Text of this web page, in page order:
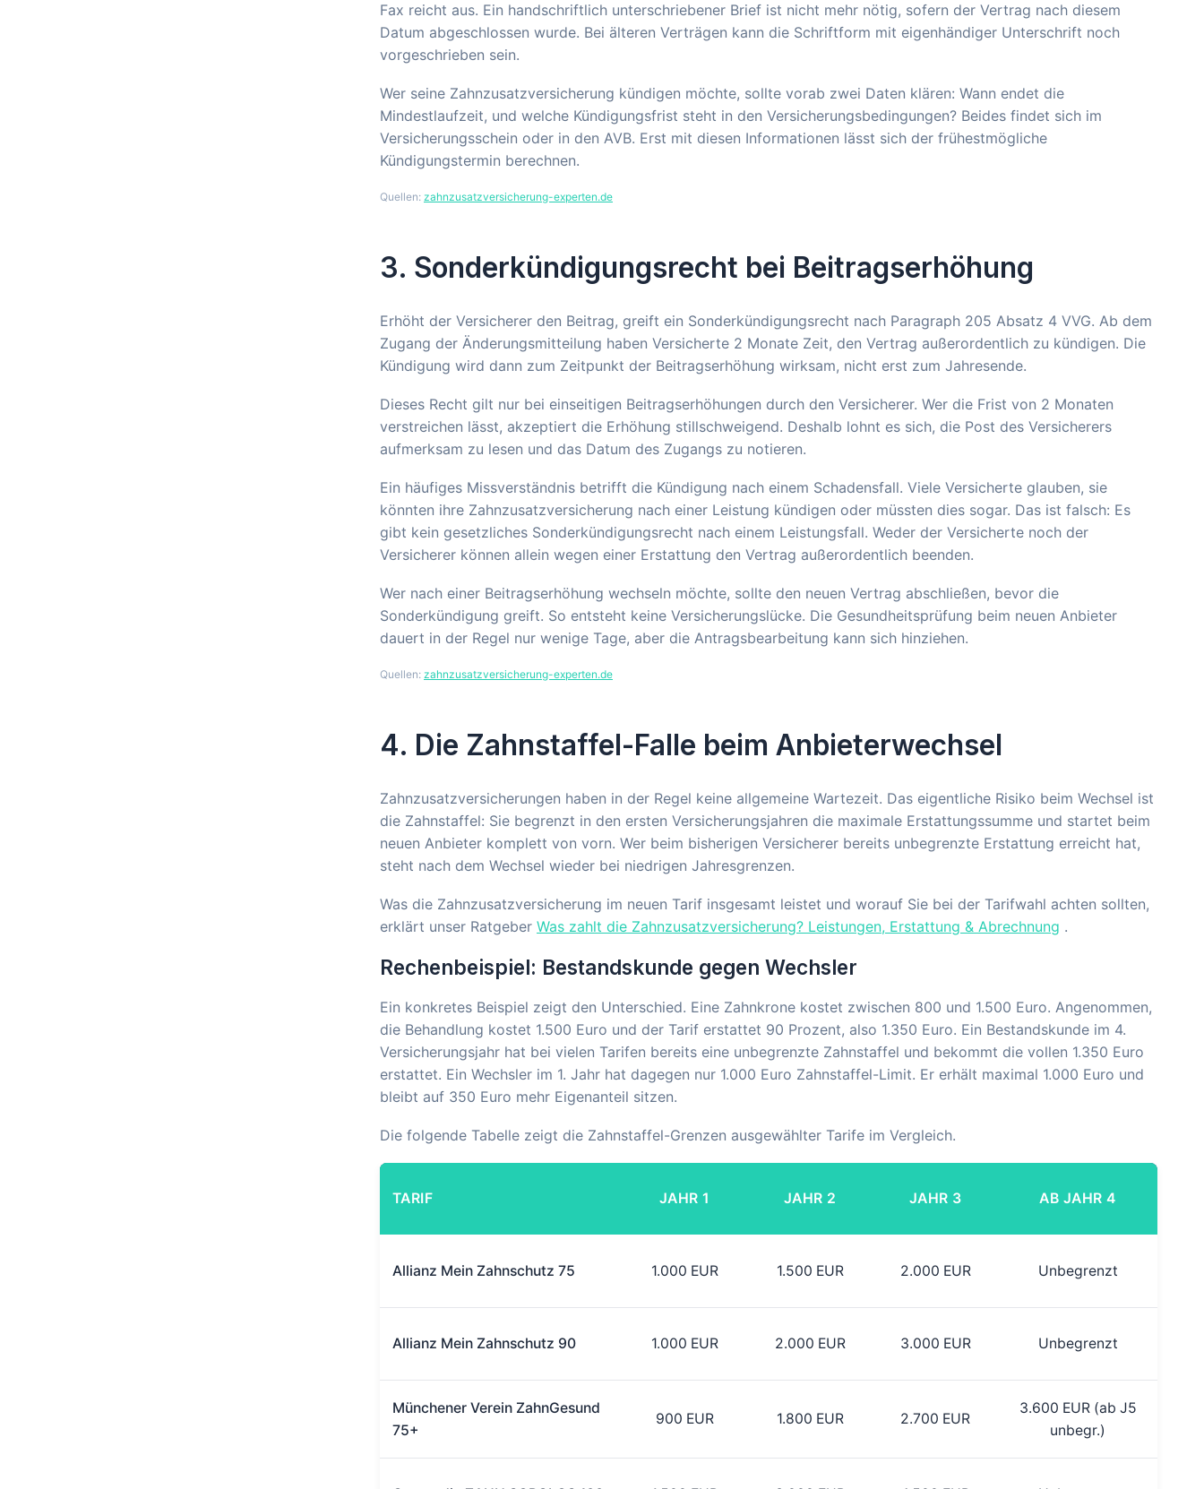
Fax reicht aus. Ein handschriftlich unterschriebener Brief ist nicht mehr nötig, sofern der Vertrag nach diesem
Datum abgeschlossen wurde. Bei älteren Verträgen kann die Schriftform mit eigenhändiger Unterschrift noch
vorgeschrieben sein.
Wer seine Zahnzusatzversicherung kündigen möchte, sollte vorab zwei Daten klären: Wann endet die
Mindestlaufzeit, und welche Kündigungsfrist steht in den Versicherungsbedingungen? Beides findet sich im
Versicherungsschein oder in den AVB. Erst mit diesen Informationen lässt sich der frühestmögliche
Kündigungstermin berechnen.
Quellen: zahnzusatzversicherung-experten.de
3. Sonderkündigungsrecht bei Beitragserhöhung
Erhöht der Versicherer den Beitrag, greift ein Sonderkündigungsrecht nach Paragraph 205 Absatz 4 VVG. Ab dem
Zugang der Änderungsmitteilung haben Versicherte 2 Monate Zeit, den Vertrag außerordentlich zu kündigen. Die
Kündigung wird dann zum Zeitpunkt der Beitragserhöhung wirksam, nicht erst zum Jahresende.
Dieses Recht gilt nur bei einseitigen Beitragserhöhungen durch den Versicherer. Wer die Frist von 2 Monaten
verstreichen lässt, akzeptiert die Erhöhung stillschweigend. Deshalb lohnt es sich, die Post des Versicherers
aufmerksam zu lesen und das Datum des Zugangs zu notieren.
Ein häufiges Missverständnis betrifft die Kündigung nach einem Schadensfall. Viele Versicherte glauben, sie
könnten ihre Zahnzusatzversicherung nach einer Leistung kündigen oder müssten dies sogar. Das ist falsch: Es
gibt kein gesetzliches Sonderkündigungsrecht nach einem Leistungsfall. Weder der Versicherte noch der
Versicherer können allein wegen einer Erstattung den Vertrag außerordentlich beenden.
Wer nach einer Beitragserhöhung wechseln möchte, sollte den neuen Vertrag abschließen, bevor die
Sonderkündigung greift. So entsteht keine Versicherungslücke. Die Gesundheitsprüfung beim neuen Anbieter
dauert in der Regel nur wenige Tage, aber die Antragsbearbeitung kann sich hinziehen.
Quellen: zahnzusatzversicherung-experten.de
4. Die Zahnstaffel-Falle beim Anbieterwechsel
Zahnzusatzversicherungen haben in der Regel keine allgemeine Wartezeit. Das eigentliche Risiko beim Wechsel ist
die Zahnstaffel: Sie begrenzt in den ersten Versicherungsjahren die maximale Erstattungssumme und startet beim
neuen Anbieter komplett von vorn. Wer beim bisherigen Versicherer bereits unbegrenzte Erstattung erreicht hat,
steht nach dem Wechsel wieder bei niedrigen Jahresgrenzen.
Was die Zahnzusatzversicherung im neuen Tarif insgesamt leistet und worauf Sie bei der Tarifwahl achten sollten,
erklärt unser Ratgeber Was zahlt die Zahnzusatzversicherung? Leistungen, Erstattung & Abrechnung .
Rechenbeispiel: Bestandskunde gegen Wechsler
Ein konkretes Beispiel zeigt den Unterschied. Eine Zahnkrone kostet zwischen 800 und 1.500 Euro. Angenommen,
die Behandlung kostet 1.500 Euro und der Tarif erstattet 90 Prozent, also 1.350 Euro. Ein Bestandskunde im 4.
Versicherungsjahr hat bei vielen Tarifen bereits eine unbegrenzte Zahnstaffel und bekommt die vollen 1.350 Euro
erstattet. Ein Wechsler im 1. Jahr hat dagegen nur 1.000 Euro Zahnstaffel-Limit. Er erhält maximal 1.000 Euro und
bleibt auf 350 Euro mehr Eigenanteil sitzen.
Die folgende Tabelle zeigt die Zahnstaffel-Grenzen ausgewählter Tarife im Vergleich.
TARIF JAHR 1 JAHR 2 JAHR 3 AB JAHR 4
Allianz Mein Zahnschutz 75 1.000 EUR 1.500 EUR 2.000 EUR Unbegrenzt
Allianz Mein Zahnschutz 90 1.000 EUR 2.000 EUR 3.000 EUR Unbegrenzt
Münchener Verein ZahnGesund
75+
900 EUR 1.800 EUR 2.700 EUR
3.600 EUR (ab J5
unbegr.)